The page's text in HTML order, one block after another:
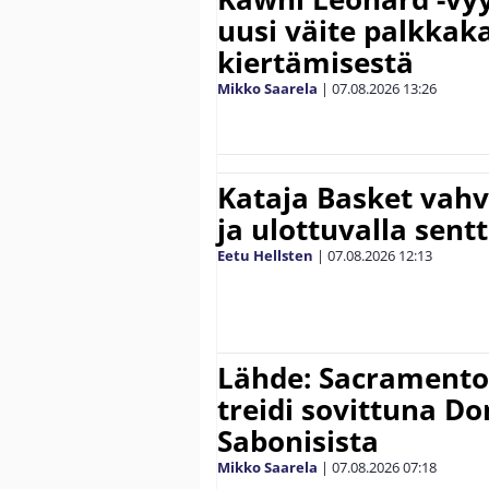
uusi väite
kiertämisestä
Mikko Saarela | 07.08.2026 13:26
Kataja Basket
ja ulottuvalla
Eetu Hellsten | 07.08.2026 12:13
Lähde:
treidi sovittuna
Sabonisista
Mikko Saarela | 07.08.202607:18